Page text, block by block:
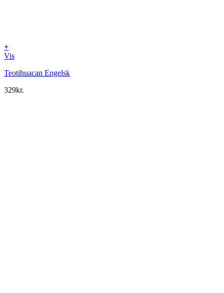
+
Vis
Teotihuacan Engelsk
329kr.